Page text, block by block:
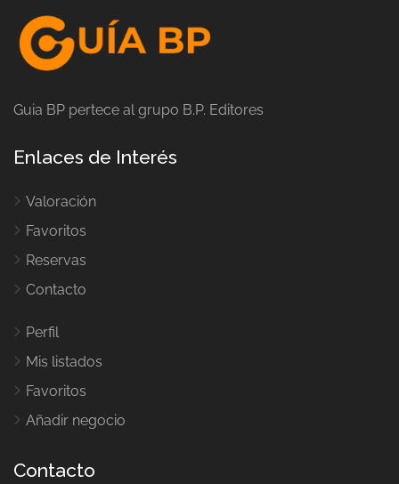
Guia BP pertece al grupo B.P. Editores
Enlaces de Interés
Valoración
Favoritos
Reservas
Contacto
Perfil
Mis listados
Favoritos
Añadir negocio
Contacto